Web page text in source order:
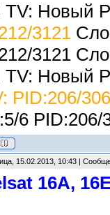
TV: Новый
3121
3121
TV: Новый
PID:206/
6
15.02.2013, 10:43 |
16A,